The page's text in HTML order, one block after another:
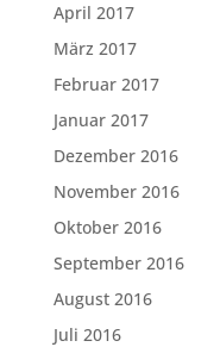
April 2017
März 2017
Februar 2017
Januar 2017
Dezember 2016
November 2016
Oktober 2016
September 2016
August 2016
Juli 2016